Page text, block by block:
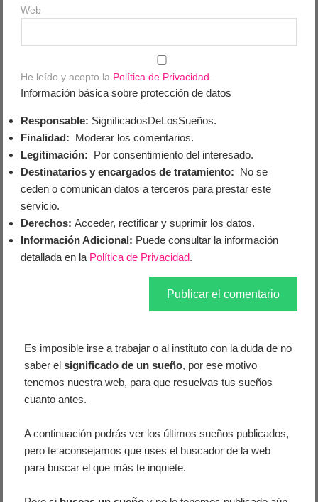
Web
He leído y acepto la Política de Privacidad
Información básica sobre protección de datos
Responsable: SignificadosDeLosSueños.
Finalidad: Moderar los comentarios.
Legitimación: Por consentimiento del interesado.
Destinatarios y encargados de tratamiento: No se
ceden o comunican datos a terceros para prestar este
servicio.
Derechos: Acceder, rectificar y suprimir los datos.
Información Adicional: Puede consultar la información
detallada en la Política de Privacidad.
Es imposible irse a trabajar o al instituto con la duda de no
saber elsignificado de un sueño, por ese motivo
tenemos nuestra web, para que resuelvas tus sueños
cuanto antes.
A continuación podrás ver los últimos sueños publicados,
pero te aconsejamos que uses el buscador de la web
para buscar el que más te inquiete.